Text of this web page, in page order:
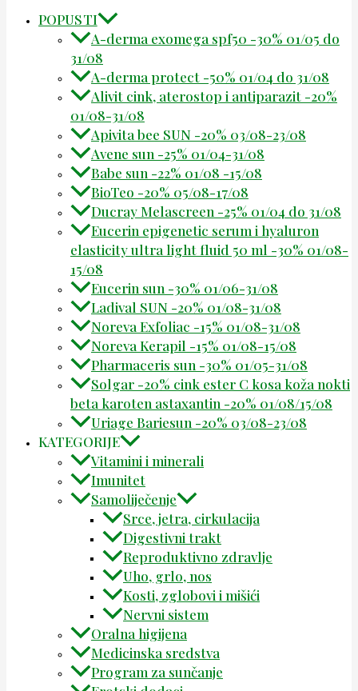
POPUSTI
A-derma exomega spf50 -30% 01/05 do
31/08
A-derma protect -50% 01/04 do 31/08
Alivit cink, aterostop i antiparazit -20%
01/08-31/08
Apivita bee SUN -20% 03/08-23/08
Avene sun -25% 01/04-31/08
Babe sun -22% 01/08 -15/08
BioTeo -20% 05/08-17/08
Ducray Melascreen -25% 01/04 do 31/08
Eucerin epigenetic serum i hyaluron
elasticity ultra light fluid 50 ml -30% 01/08-
15/08
Eucerin sun -30% 01/06-31/08
Ladival SUN -20% 01/08-31/08
Noreva Exfoliac -15% 01/08-31/08
Noreva Kerapil -15% 01/08-15/08
Pharmaceris sun -30% 01/05-31/08
Solgar -20% cink ester C kosa koža nokti
beta karoten astaxantin -20% 01/08/15/08
Uriage Bariesun -20% 03/08-23/08
KATEGORIJE
Vitamini i minerali
Imunitet
Samoliječenje
Srce, jetra, cirkulacija
Digestivni trakt
Reproduktivno zdravlje
Uho, grlo, nos
Kosti, zglobovi i mišići
Nervni sistem
Oralna higijena
Medicinska sredstva
Program za sunčanje